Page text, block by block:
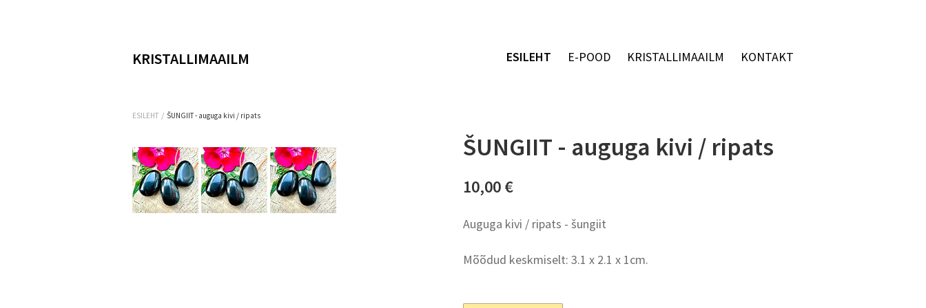
KRISTALLIMAAILM ESILEHT E-POOD KRISTALLIMAAILM KONTAKT
ESILEHT / ŠUNGIIT - auguga kivi / ripats
ŠUNGIIT - auguga kivi / ripats
10,00 €
Auguga kivi / ripats - šungiit
Mõõdud keskmiselt: 3.1 x 2.1 x 1cm.